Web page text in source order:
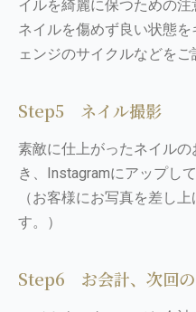
イルを綺麗に保つための注
ネイルを傷めず良い状態
ェンジのサイクルなどをご
Step5 ネイル撮影
素敵に仕上がったネイル
き、Instagramにアップし
（お客様にお写真を差し
す。）
Step6 お会計、次回の